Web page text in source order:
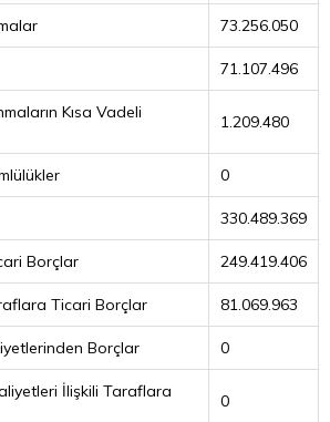
73.256.050
71.107.496
Kısa Vadeli
1.209.480
0
330.489.369
Borçlar 249.419.406
Ticari Borçlar 81.069.963
Borçlar 0
İlişkili Taraflara
0